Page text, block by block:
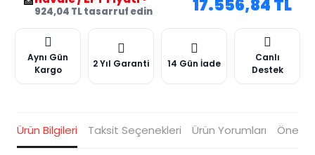
924,04 TL tasarruf edin 17.556,84 TL
Aynı Gün
Kargo
2 Yıl Garanti 14 Gün İade
Canlı
Destek
Ürün Bilgileri Taksit Seçenekleri Ürün Yorumları